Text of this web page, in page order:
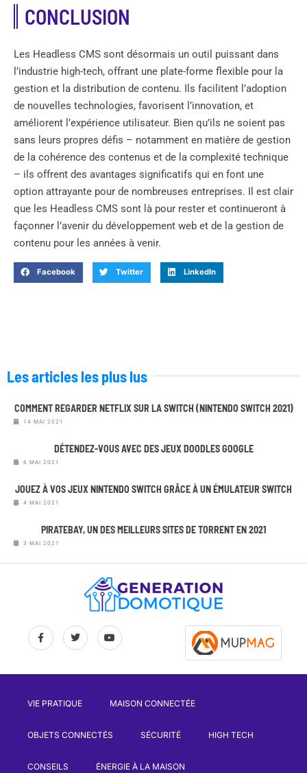
CONCLUSION
Les Headless CMS sont désormais un outil puissant dans
l’industrie high-tech, offrant une plate-forme flexible pour la
gestion et la distribution de contenu. Ils facilitent l’adoption
de nouvelles technologies, favorisent l’innovation, et
améliorent l’expérience utilisateur. Bien qu’ils ne soient pas
sans leurs propres défis – notamment en matière de gestion
de la cohérence des contenus et de la complexité technique
– ils offrent des avantages significatifs qui en font une
option attrayante pour de nombreuses entreprises. Il est clair
que les Headless CMS sont là pour rester et continueront à
façonner l’avenir du développement web et de la gestion de
contenu pour les années à venir.
Facebook Twitter LinkedIn
Les articles les plus lus
COMMENT REGARDER NETFLIX SUR LA SWITCH (NINTENDO SWITCH 2021)
14 MAI 2021
DÉTENDEZ-VOUS AVEC DES JEUX DOODLES GOOGLE
6 MAI 2021
JOUEZ À VOS JEUX NINTENDO SWITCH GRÂCE À UN ÉMULATEUR SWITCH
4 MAI 2021
PIRATEBAY, UN DES MEILLEURS SITES DE TORRENT EN 2021
3 MAI 2021
VIE PRATIQUE MAISON CONNECTÉE
OBJETS CONNECTÉS SÉCURITÉ HIGH TECH
CONSEILS ÉNERGIE À LA MAISON